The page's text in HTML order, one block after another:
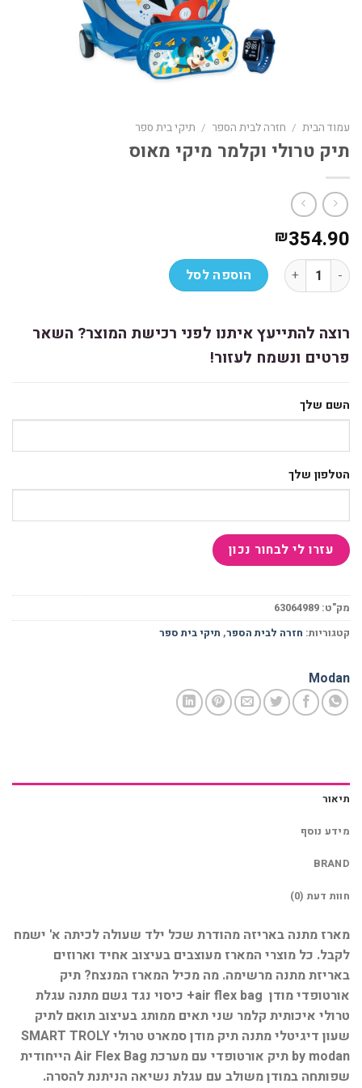
עמוד הבית / חזרה לבית הספר / תיקי בית ספר
תיק טרולי וקלמר מיקי מאוס
₪354.90
כמות של תיק טרולי וקלמר מיקי מאוס
הוספה לסל
רוצה להתייעץ איתנו לפני רכישת המוצר? השאר
פרטים ונשמח לעזור!
השם שלך
הטלפון שלך
מק"ט:63064989
קטגוריות:חזרה לבית הספר,תיקי בית ספר
Modan
תיאור
מידע נוסף
BRAND
חוות דעת (0)
מארז מתנה באריזה מהודרת שכל ילד שעולה לכיתה א' ישמח
לקבל. כל מוצרי המארז מעוצבים בעיצוב אחיד וארוזים
באריזת מתנה מרשימה. מה מכיל המארז המנצח? תיק
אורטופדי מודן air flex bag+ כיסוי נגד גשם מתנה עגלת
טרולי איכותית קלמר שני תאים ממותג בעיצוב תואם לתיק
שעון דיגיטלי מתנה תיק מודן סמארט טרולי SMART TROLY
by modan תיק אורטופדי עם מערכת Air Flex Bag הייחודית
שפותחה במודן משולב עם עגלת נשיאה הניתנת להסרה.